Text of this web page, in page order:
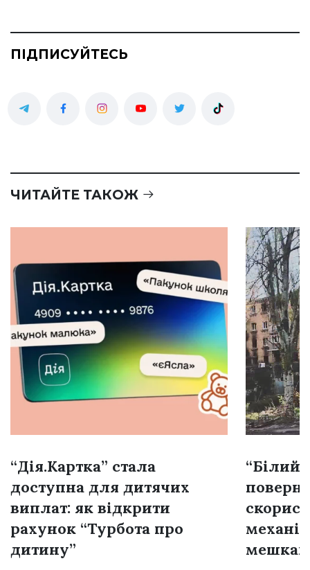
ПІДПИСУЙТЕСЬ
ЧИТАЙТЕ ТАКОЖ
“Дія.Картка” стала
доступна для дитячих
виплат: як відкрити
рахунок “Турбота про
дитину”
“Білий